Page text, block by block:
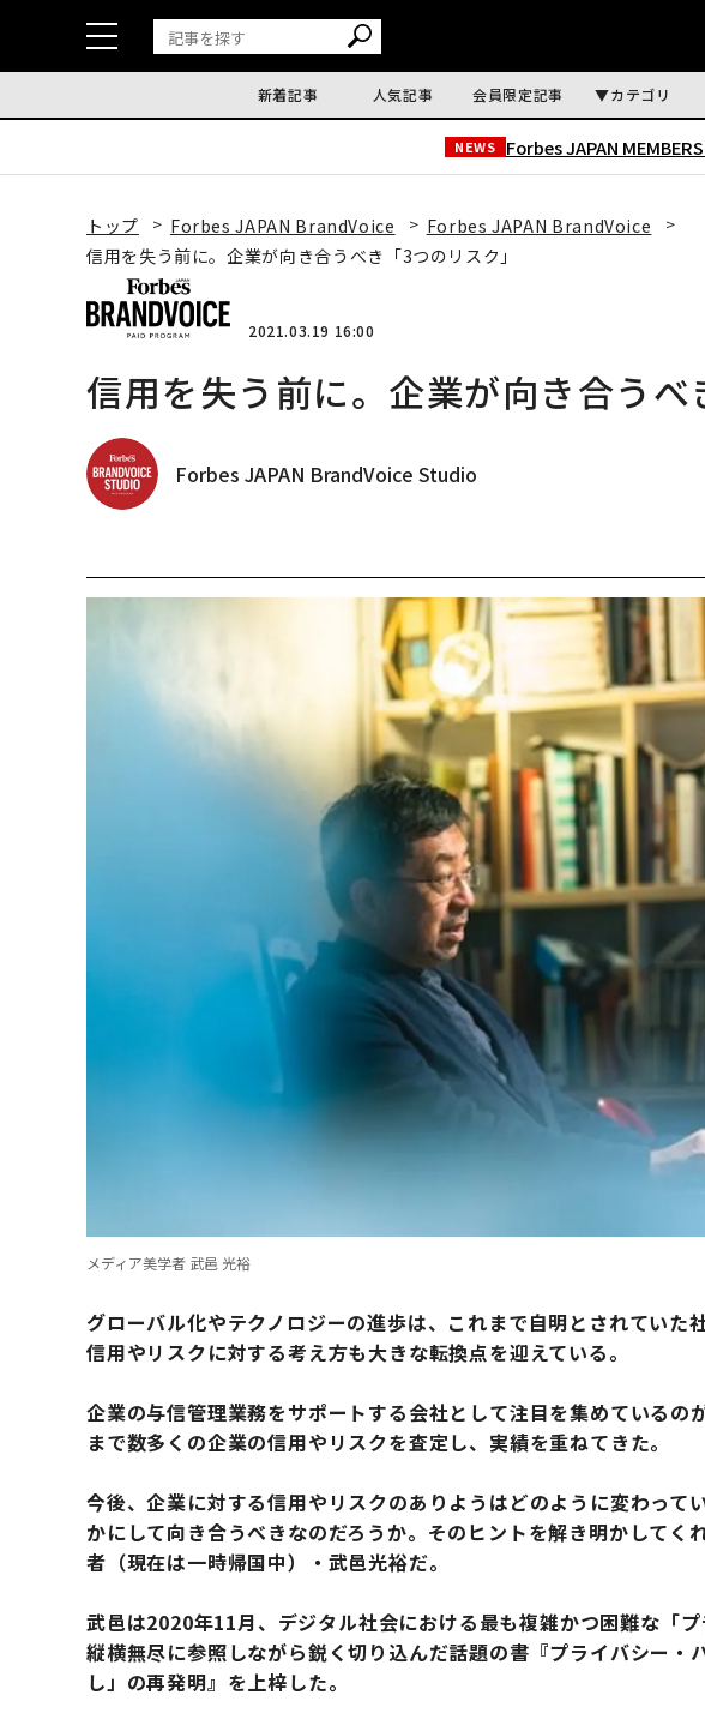
新着記事 人気記事 会員限定記事 カテゴリ
NEWS Forbes JAPAN
トップ Forbes JAPAN BrandVoice
Forbes JAPAN BrandVoice
信用を失う前に。企業が向き合うべき「3つのリスク」
2021.03.19 16:00
信用を失う前に。企業が向き合うべ
Forbes JAPAN BrandVoice Studio
メディア美学者 武邑 光裕
グローバル化やテクノロジーの進歩は、これまで自明とされていた
信用やリスクに対する考え方も大きな転換点を迎えている。
企業の与信管理業務をサポートする会社として注目を集めているの
まで数多くの企業の信用やリスクを査定し、実績を重ねてきた。
今後、企業に対する信用やリスクのありようはどのように変わって
かにして向き合うべきなのだろうか。そのヒントを解き明かしてく
者（現在は一時帰国中）・武邑光裕だ。
武邑は2020年11月、デジタル社会における最も複雑かつ困難な「
縦横無尽に参照しながら鋭く切り込んだ話題の書『プライバシー・
し」の再発明』を上梓した。